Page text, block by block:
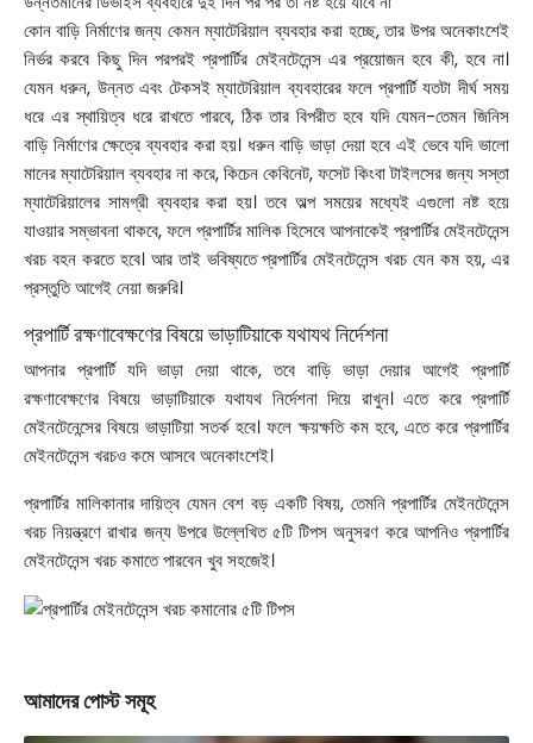
কোন বাড়ি নির্মাণের জন্য কেমন ম্যাটেরিয়াল ব্যবহার করা হচ্ছে, তার উপর অনেকাংশেই
নির্ভর করবে কিছু দিন পরপরই প্রপার্টির মেইনটেনেন্স এর প্রয়োজন হবে কী, হবে না।
যেমন ধরুন, উন্নত এবং টেকসই ম্যাটেরিয়াল ব্যবহারের ফলে প্রপার্টি যতটা দীর্ঘ সময়
ধরে এর স্থায়িত্ব ধরে রাখতে পারবে, ঠিক তার বিপরীত হবে যদি যেমন-তেমন জিনিস
বাড়ি নির্মাণের ক্ষেত্রে ব্যবহার করা হয়। ধরুন বাড়ি ভাড়া দেয়া হবে এই ভেবে যদি ভালো
মানের ম্যাটেরিয়াল ব্যবহার না করে, কিচেন কেবিনেট, ফসেট কিংবা টাইলসের জন্য সস্তা
ম্যাটেরিয়ালের সামগ্রী ব্যবহার করা হয়। তবে অল্প সময়ের মধ্যেই এগুলো নষ্ট হয়ে
যাওয়ার সম্ভাবনা থাকবে, ফলে প্রপার্টির মালিক হিসেবে আপনাকেই প্রপার্টির মেইনটেনেন্স
খরচ বহন করতে হবে। আর তাই ভবিষ্যতে প্রপার্টির মেইনটেনেন্স খরচ যেন কম হয়, এর
প্রস্তুতি আগেই নেয়া জরুরি।
প্রপার্টি রক্ষণাবেক্ষণের বিষয়ে ভাড়াটিয়াকে যথাযথ নির্দেশনা
আপনার প্রপার্টি যদি ভাড়া দেয়া থাকে, তবে বাড়ি ভাড়া দেয়ার আগেই প্রপার্টি
রক্ষণাবেক্ষণের বিষয়ে ভাড়াটিয়াকে যথাযথ নির্দেশনা দিয়ে রাখুন। এতে করে প্রপার্টি
মেইনটেনেন্সের বিষয়ে ভাড়াটিয়া সতর্ক হবে। ফলে ক্ষয়ক্ষতি কম হবে, এতে করে প্রপার্টির
মেইনটেনেন্স খরচও কমে আসবে অনেকাংশেই।
প্রপার্টির মালিকানার দায়িত্ব যেমন বেশ বড় একটি বিষয়, তেমনি প্রপার্টির মেইনটেনেন্স
খরচ নিয়ন্ত্রণে রাখার জন্য উপরে উল্লেখিত ৫টি টিপস অনুসরণ করে আপনিও প্রপার্টির
মেইনটেনেন্স খরচ কমাতে পারবেন খুব সহজেই।
আমাদের পোস্ট সমূহ